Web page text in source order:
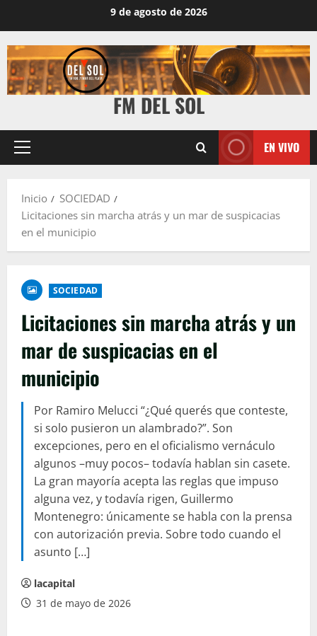
9 de agosto de 2026
FM DEL SOL
EN VIVO
Inicio
SOCIEDAD
Licitaciones sin marcha atrás y un mar de suspicacias
en el municipio
SOCIEDAD
Licitaciones sin marcha atrás y un
mar de suspicacias en el
municipio
Por Ramiro Melucci “¿Qué querés que conteste,
si solo pusieron un alambrado?”. Son
excepciones, pero en el oficialismo vernáculo
algunos –muy pocos– todavía hablan sin casete.
La gran mayoría acepta las reglas que impuso
alguna vez, y todavía rigen, Guillermo
Montenegro: únicamente se habla con la prensa
con autorización previa. Sobre todo cuando el
asunto […]
lacapital
31 de mayo de 2026